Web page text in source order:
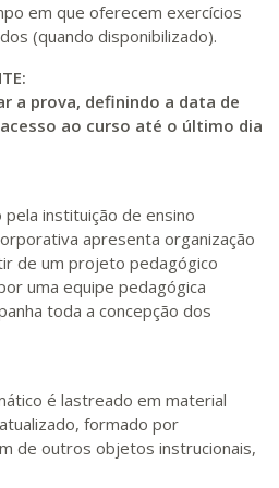
em que oferecem exercícios
(quando disponibilizado).
a prova, definindo a data de
ao curso até o último dia
instituição de ensino
apresenta organização
de um projeto pedagógico
uma equipe pedagógica
toda a concepção dos
é lastreado em material
formado por
de outros objetos instrucionais,